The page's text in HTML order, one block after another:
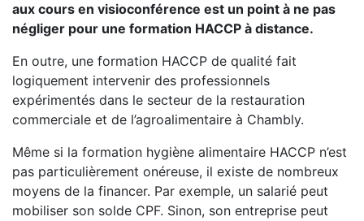
aux cours en visioconférence est un point à ne pas
négliger pour une formation HACCP à distance.
En outre, une formation HACCP de qualité fait
logiquement intervenir des professionnels
expérimentés dans le secteur de la restauration
commerciale et de l’agroalimentaire à Chambly.
Même si la formation hygiène alimentaire HACCP n’est
pas particulièrement onéreuse, il existe de nombreux
moyens de la financer. Par exemple, un salarié peut
mobiliser son solde CPF. Sinon, son entreprise peut